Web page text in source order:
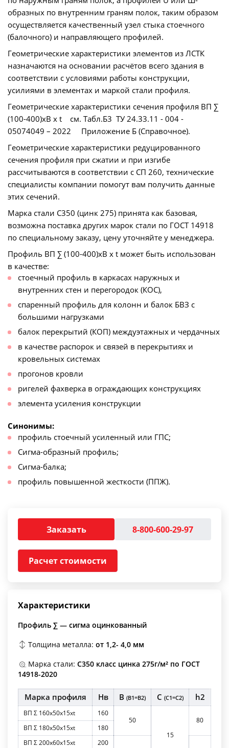
образных по внутренним граням полок, таким образом
осуществляется качественный узел стыка стоечного
(балочного) и направляющего профилей.
Геометрические характеристики элементов из ЛСТК
назначаются на основании расчётов всего здания в
соответствии с условиями работы конструкции,
усилиями в элементах и маркой стали профиля.
Геометрические характеристики сечения профиля ВП ∑
(100-400)хВ х t см. Табл.Б3 ТУ 24.33.11 - 004 -
05074049 – 2022 Приложение Б (Справочное).
Геометрические характеристики редуцированного
сечения профиля при сжатии и при изгибе
рассчитываются в соответствии с СП 260, технические
специалисты компании помогут вам получить данные
этих сечений.
Марка стали С350 (цинк 275) принята как базовая,
возможна поставка других марок стали по ГОСТ 14918
по специальному заказу, цену уточняйте у менеджера.
Профиль ВП ∑ (100-400)хВ х t может быть использован
в качестве:
стоечный профиль в каркасах наружных и
внутренних стен и перегородок (КОС),
спаренный профиль для колонн и балок БВЗ с
большими нагрузками
балок перекрытий (КОП) междуэтажных и чердачных
в качестве распорок и связей в перекрытиях и
кровельных системах
прогонов кровли
ригелей фахверка в ограждающих конструкциях
элемента усиления конструкции
Синонимы:
профиль стоечный усиленный или ГПС;
Сигма-образный профиль;
Сигма-балка;
профиль повышенной жесткости (ППЖ).
Заказать 8-800-600-29-97
Расчет стоимости
Характеристики
Профиль ∑ — сигма оцинкованный
Толщина металла: от 1,2- 4,0 мм
Марка стали: С350 класс цинка 275г/м² по ГОСТ
14918-2020
Марка профиля Нв В (В1=В2) C (C1=C2) h2
ВП Σ 160х50х15хt
160
50
15
80
ВП Σ 180x50x15xt
180
ВП Σ 200x60x15xt
200